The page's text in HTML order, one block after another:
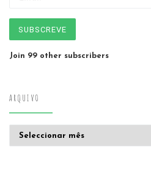
SUBSCREVE
Join 99 other subscribers
ARQUIVO